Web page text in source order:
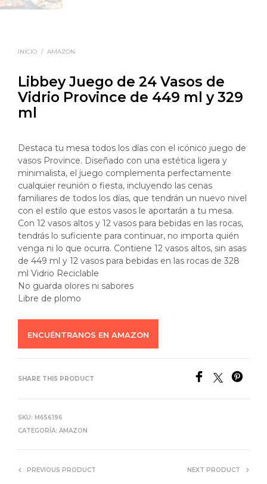
INICIO / AMAZON
Libbey Juego de 24 Vasos de
Vidrio Province de 449 ml y 329
ml
Destaca tu mesa todos los días con el icónico juego de
vasos Province. Diseñado con una estética ligera y
minimalista, el juego complementa perfectamente
cualquier reunión o fiesta, incluyendo las cenas
familiares de todos los días, que tendrán un nuevo nivel
con el estilo que estos vasos le aportarán a tu mesa.
Con 12 vasos altos y 12 vasos para bebidas en las rocas,
tendrás lo suficiente para continuar, no importa quién
venga ni lo que ocurra. Contiene 12 vasos altos, sin asas
de 449 ml y 12 vasos para bebidas en las rocas de 328
ml Vidrio Reciclable
No guarda olores ni sabores
Libre de plomo
ENCUÉNTRANOS EN AMAZON
SHARE THIS PRODUCT
SKU: M656196
CATEGORÍA: AMAZON
PREVIOUS PRODUCT NEXT PRODUCT